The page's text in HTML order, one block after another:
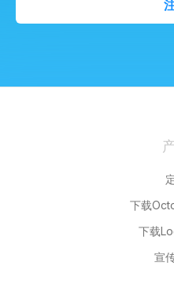
下载
下载
宣